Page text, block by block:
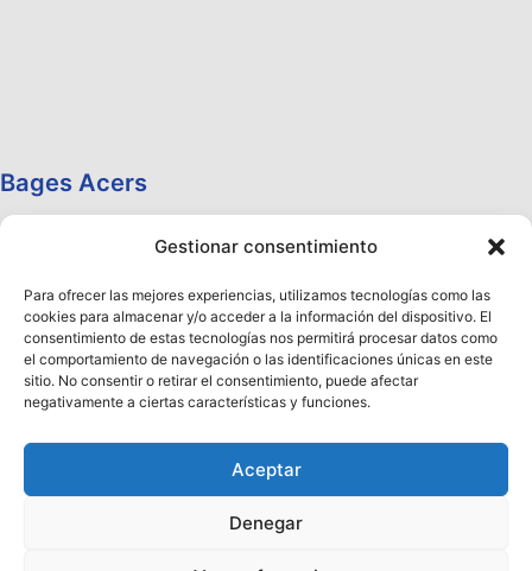
Gestionar consentimiento
Para ofrecer las mejores experiencias, utilizamos tecnologías como las
cookies para almacenar y/o acceder a la información del dispositivo. El
consentimiento de estas tecnologías nos permitirá procesar datos como
el comportamiento de navegación o las identificaciones únicas en este
sitio. No consentir o retirar el consentimiento, puede afectar
negativamente a ciertas características y funciones.
Aceptar
Denegar
Bages Acers